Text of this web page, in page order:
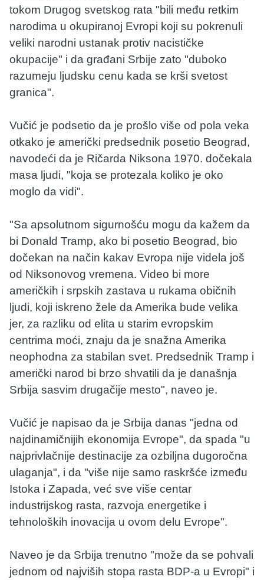
tokom Drugog svetskog rata "bili među retkim
narodima u okupiranoj Evropi koji su pokrenuli
veliki narodni ustanak protiv nacističke
okupacije" i da građani Srbije zato "duboko
razumeju ljudsku cenu kada se krši svetost
granica".
Vučić je podsetio da je prošlo više od pola veka
otkako je američki predsednik posetio Beograd,
navodeći da je Ričarda Niksona 1970. dočekala
masa ljudi, "koja se protezala koliko je oko
moglo da vidi".
"Sa apsolutnom sigurnošću mogu da kažem da
bi Donald Tramp, ako bi posetio Beograd, bio
dočekan na način kakav Evropa nije videla još
od Niksonovog vremena. Video bi more
američkih i srpskih zastava u rukama običnih
ljudi, koji iskreno žele da Amerika bude velika
jer, za razliku od elita u starim evropskim
centrima moći, znaju da je snažna Amerika
neophodna za stabilan svet. Predsednik Tramp i
američki narod bi brzo shvatili da je današnja
Srbija sasvim drugačije mesto", naveo je.
Vučić je napisao da je Srbija danas "jedna od
najdinamičnijih ekonomija Evrope", da spada "u
najprivlačnije destinacije za ozbiljna dugoročna
ulaganja", i da "više nije samo raskršće između
Istoka i Zapada, već sve više centar
industrijskog rasta, razvoja energetike i
tehnoloških inovacija u ovom delu Evrope".
Naveo je da Srbija trenutno "može da se pohvali
jednom od najviših stopa rasta BDP-a u Evropi" i